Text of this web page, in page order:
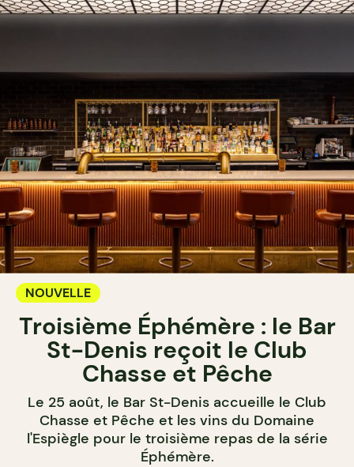
NOUVELLE
Troisième Éphémère : le Bar
St-Denis reçoit le Club
Chasse et Pêche
Le 25 août, le Bar St-Denis accueille le Club
Chasse et Pêche et les vins du Domaine
l'Espiègle pour le troisième repas de la série
Éphémère.